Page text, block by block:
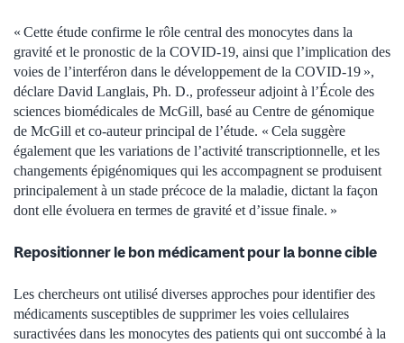
« Cette étude confirme le rôle central des monocytes dans la
gravité et le pronostic de la COVID-19, ainsi que l’implication des
voies de l’interféron dans le développement de la COVID-19 »,
déclare David Langlais, Ph. D., professeur adjoint à l’École des
sciences biomédicales de McGill, basé au Centre de génomique
de McGill et co-auteur principal de l’étude. « Cela suggère
également que les variations de l’activité transcriptionnelle, et les
changements épigénomiques qui les accompagnent se produisent
principalement à un stade précoce de la maladie, dictant la façon
dont elle évoluera en termes de gravité et d’issue finale. »
Repositionner le bon médicament pour la bonne cible
Les chercheurs ont utilisé diverses approches pour identifier des
médicaments susceptibles de supprimer les voies cellulaires
suractivées dans les monocytes des patients qui ont succombé à la